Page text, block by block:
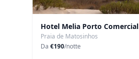
Hotel Melia Porto Comercial
Praia de Matosinhos
Da €190/notte